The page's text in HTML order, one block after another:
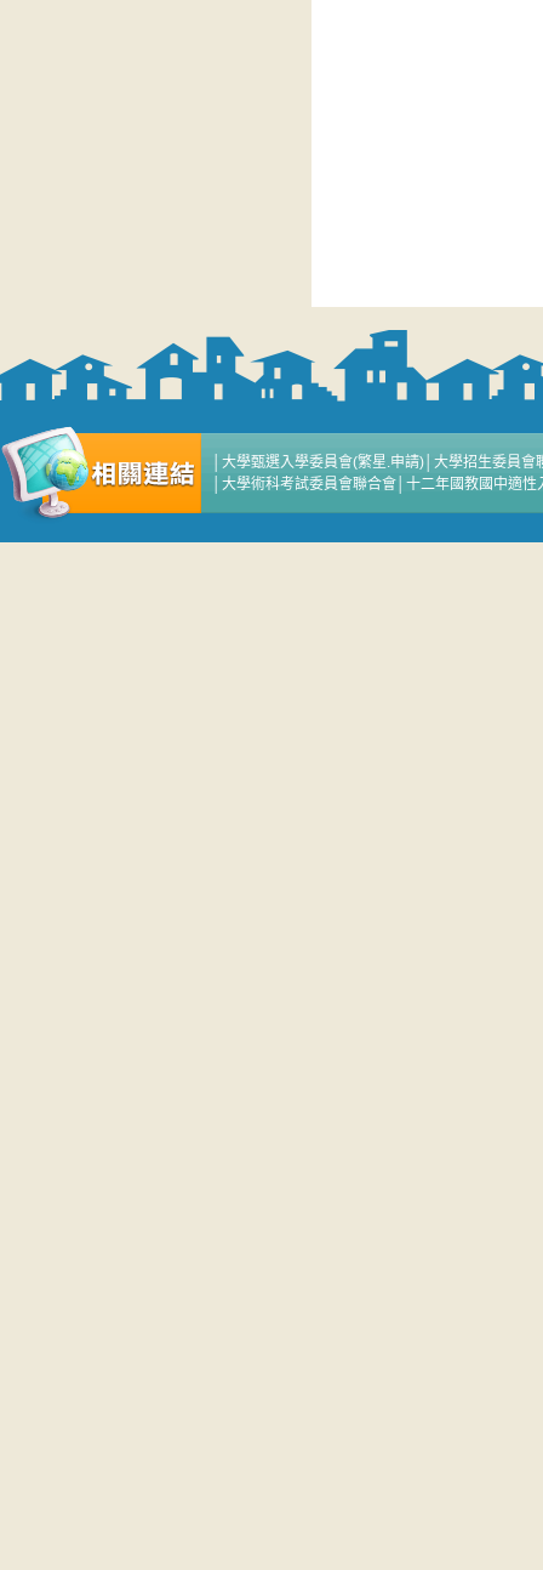
大學甄選入學委員會(繁星.申請) 大學招生委員會
大學術科考試委員會聯合會 十二年國教國中適性